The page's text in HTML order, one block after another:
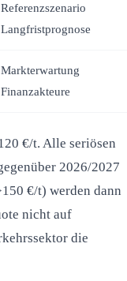
Referenzszenario
Langfristprognose
Markterwartung
Finanzakteure
€/t. Alle seriösen
2026/2027
€/t) werden dann
nicht auf
die